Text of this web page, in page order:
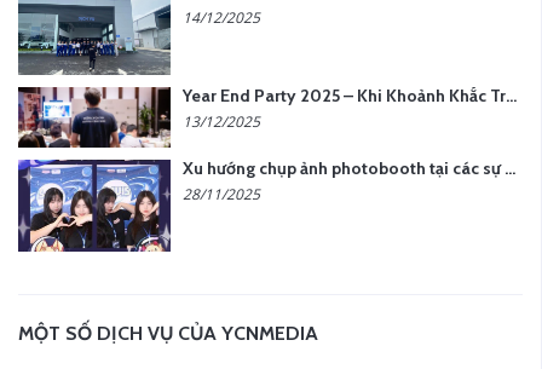
14/12/2025
Year End Party 2025 – Khi Khoảnh Khắc Trở Thành Dấu Ấn | Gói Ưu Đãi Tháng 12 Từ YCN Media
13/12/2025
Xu hướng chụp ảnh photobooth tại các sự kiện hiện nay
28/11/2025
MỘT SỐ DỊCH VỤ CỦA YCNMEDIA